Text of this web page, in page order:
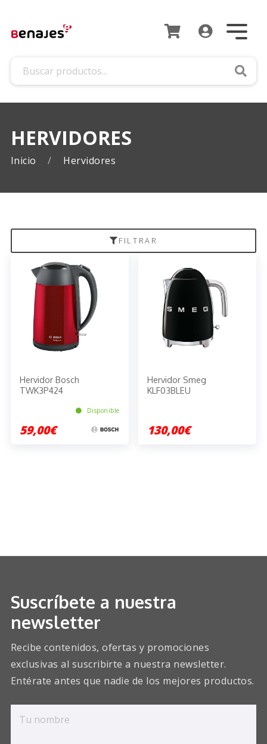
HERVIDORES
Inicio Hervidores
FILTRAR
Hervidor Bosch
TWK3P424
Disponible
59,00€
Hervidor Smeg
KLF03BLEU
130,00€
Suscríbete a nuestra
newsletter
Recibe contenidos, ofertas y promociones
exclusivas al suscribirte a nuestra newsletter.
Entérate antes que nadie de los mejores productos.